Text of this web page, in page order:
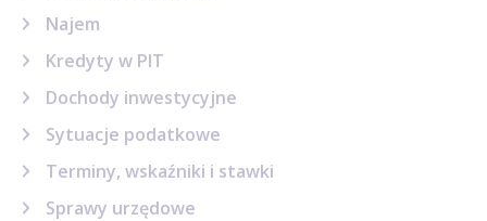
Najem
Kredyty w PIT
Dochody inwestycyjne
Sytuacje podatkowe
Terminy, wskaźniki i stawki
Sprawy urzędowe